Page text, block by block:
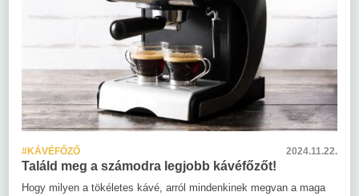
#KÁVÉFŐZŐ 2024.11.22.
Találd meg a számodra legjobb kávéfőzőt!
Hogy milyen a tökéletes kávé, arról mindenkinek megvan a maga